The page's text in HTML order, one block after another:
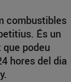
combustibles
És un
podeu
hores del dia